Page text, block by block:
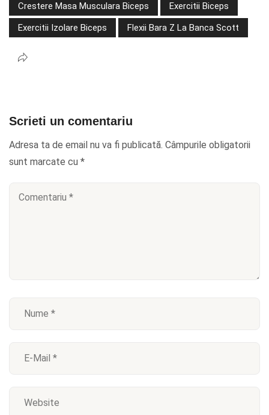
Crestere Masa Musculara Biceps
Exercitii Biceps
Exercitii Izolare Biceps
Flexii Bara Z La Banca Scott
Scrieti un comentariu
Adresa ta de email nu va fi publicată. Câmpurile obligatorii
sunt marcate cu *